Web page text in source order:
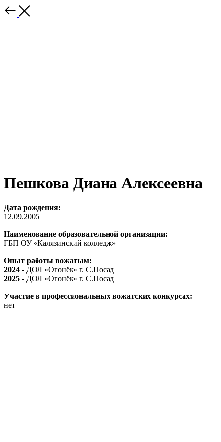
Пешкова Диана Алексеевна
Дата рождения:
12.09.2005
Наименование образовательной организации:
ГБП ОУ «Калязинский колледж»
Опыт работы вожатым:
2024 - ДОЛ «Огонёк» г. С.Посад
2025 - ДОЛ «Огонёк» г. С.Посад
Участие в профессиональных вожатских конкурсах:
нет